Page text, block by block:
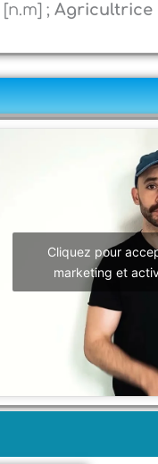
[n.m] ; Agricultrice
Cliquez pour
marketing et